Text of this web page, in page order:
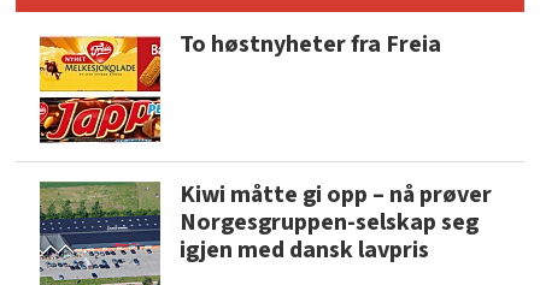
To høstnyheter fra Freia
Kiwi måtte gi opp – nå prøver
Norgesgruppen-selskap seg
igjen med dansk lavpris